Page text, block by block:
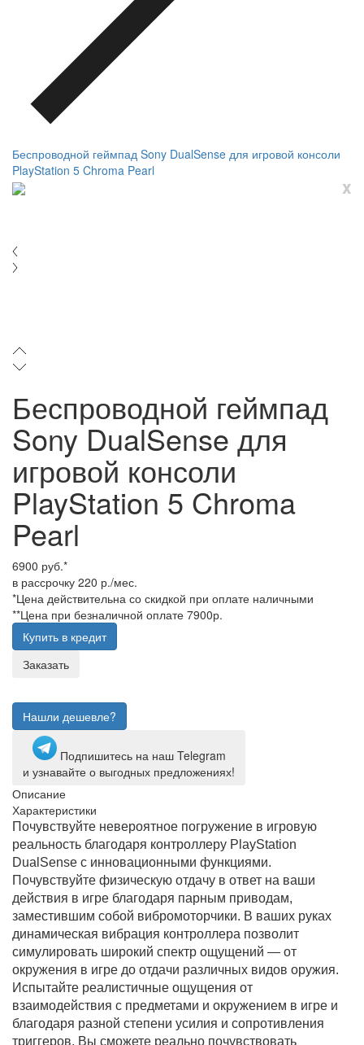
Беспроводной геймпад Sony DualSense для игровой консоли
PlayStation 5 Chroma Pearl
x
Беспроводной геймпад
Sony DualSense для
игровой консоли
PlayStation 5 Chroma
Pearl
6900 руб.*
в рассрочку 220 р./мес.
*Цена действительна со скидкой при оплате наличными
**Цена при безналичной оплате 7900р.
Купить в кредит
Заказать
Нашли дешевле?
Подпишитесь на наш Telegram
и узнавайте о выгодных предложениях!
Описание
Характеристики
Почувствуйте невероятное погружение в игровую
реальность благодаря контроллеру PlayStation
DualSense с инновационными функциями.
Почувствуйте физическую отдачу в ответ на ваши
действия в игре благодаря парным приводам,
заместившим собой вибромоторчики. В ваших руках
динамическая вибрация контроллера позволит
симулировать широкий спектр ощущений — от
окружения в игре до отдачи различных видов оружия.
Испытайте реалистичные ощущения от
взаимодействия с предметами и окружением в игре и
благодаря разной степени усилия и сопротивления
триггеров. Вы сможете реально почувствовать